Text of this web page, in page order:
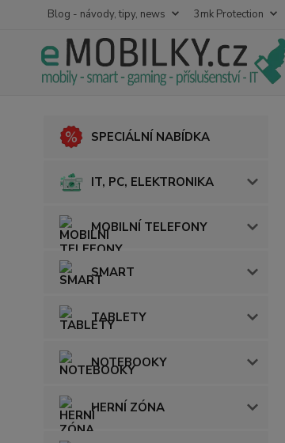
Blog - návody, tipy, news 3mk Protection
SPECIÁLNÍ NABÍDKA
IT, PC, ELEKTRONIKA
MOBILNÍ TELEFONY
SMART
TABLETY
NOTEBOOKY
HERNÍ ZÓNA